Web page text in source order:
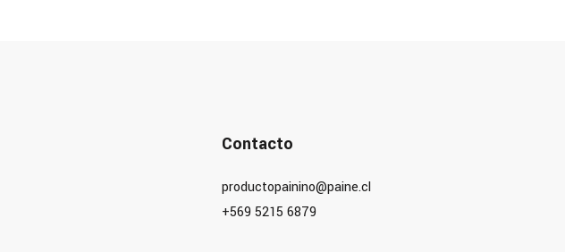
Contacto
productopainino@paine.cl
+569 5215 6879